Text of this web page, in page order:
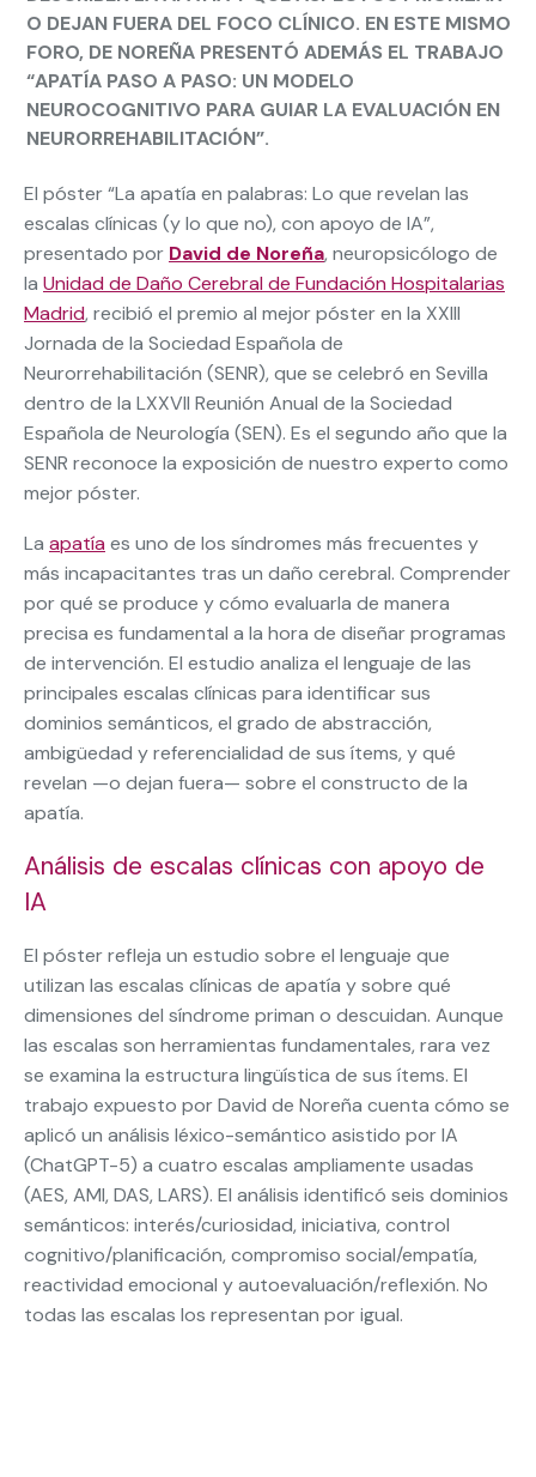
O DEJAN FUERA DEL FOCO CLÍNICO. EN ESTE MISMO
FORO, DE NOREÑA PRESENTÓ ADEMÁS EL TRABAJO
“APATÍA PASO A PASO: UN MODELO
NEUROCOGNITIVO PARA GUIAR LA EVALUACIÓN EN
NEURORREHABILITACIÓN”.
El póster “La apatía en palabras: Lo que revelan las
escalas clínicas (y lo que no), con apoyo de IA”,
presentado por David de Noreña, neuropsicólogo de
la Unidad de Daño Cerebral de Fundación Hospitalarias
Madrid, recibió el premio al mejor póster en la XXIII
Jornada de la Sociedad Española de
Neurorrehabilitación (SENR), que se celebró en Sevilla
dentro de la LXXVII Reunión Anual de la Sociedad
Española de Neurología (SEN). Es el segundo año que la
SENR reconoce la exposición de nuestro experto como
mejor póster.
La apatía es uno de los síndromes más frecuentes y
más incapacitantes tras un daño cerebral. Comprender
por qué se produce y cómo evaluarla de manera
precisa es fundamental a la hora de diseñar programas
de intervención. El estudio analiza el lenguaje de las
principales escalas clínicas para identificar sus
dominios semánticos, el grado de abstracción,
ambigüedad y referencialidad de sus ítems, y qué
revelan —o dejan fuera— sobre el constructo de la
apatía.
Análisis de escalas clínicas con apoyo de
IA
El póster refleja un estudio sobre el lenguaje que
utilizan las escalas clínicas de apatía y sobre qué
dimensiones del síndrome priman o descuidan. Aunque
las escalas son herramientas fundamentales, rara vez
se examina la estructura lingüística de sus ítems. El
trabajo expuesto por David de Noreña cuenta cómo se
aplicó un análisis léxico-semántico asistido por IA
(ChatGPT-5) a cuatro escalas ampliamente usadas
(AES, AMI, DAS, LARS). El análisis identificó seis dominios
semánticos: interés/curiosidad, iniciativa, control
cognitivo/planificación, compromiso social/empatía,
reactividad emocional y autoevaluación/reflexión. No
todas las escalas los representan por igual.